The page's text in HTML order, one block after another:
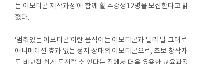
는 이모티콘 제작과정’에 함께 할 수강생12명을 모집한다고 밝
혔다.
‘멈춰있는 이모티콘’이란 움직이는 이모티콘과 달리 말 그대로
애니메이션 효과 없는 정지 상태의 이모티콘으로, 초보 창작자